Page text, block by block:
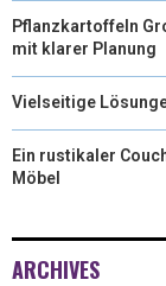
Pflanzkartoffeln
mit klarer Planung
Vielseitige
Ein rustikaler
Möbel
ARCHIVES